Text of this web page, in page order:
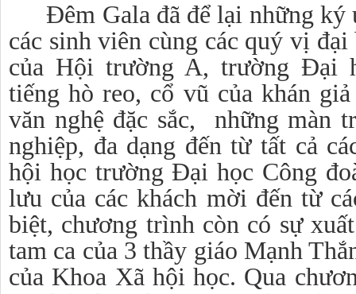
Đêm Gala đã để lại những ký
các sinh viên cùng các quý vị
của Hội trường A, trường Đại
tiếng hò reo, cổ vũ của khán
văn nghệ đặc sắc, những màn
nghiệp, đa dạng đến từ tất cả
hội học trường Đại học Công
lưu của các khách mời đến từ
biệt, chương trình còn có sự
tam ca của 3 thầy giáo Mạnh
của Khoa Xã hội học. Qua